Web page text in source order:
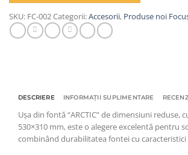
SKU: FC-002Categorii:Accesorii, Produse noi
DESCRIERE INFORMAȚII SUPLIMENTARE
Ușa din fontă “ARCTIC” de dimensiuni reduse,
530×310 mm, este o alegere excelentă pentru
combinând durabilitatea fontei cu